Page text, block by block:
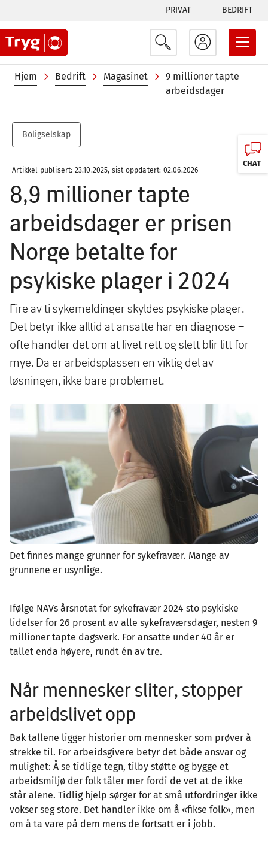
hovedinnhold
Tabs
menu
PRIVAT BEDRIFT
Navigasjonssti
Hjem Bedrift Magasinet
9 millioner tapte
arbeidsdager
Boligselskap
Artikkel publisert: 23.10.2025, sist oppdatert: 02.06.2026
Image
Det finnes mange grunner for sykefravær. Mange av
grunnene er usynlige.
8,9 millioner tapte
arbeidsdager er prisen
Norge betalte for
psykiske plager i 2024
Fire av ti sykemeldinger skyldes psykiske plager.
Det betyr ikke alltid at ansatte har en diagnose –
ofte handler det om at livet rett og slett blir litt for
mye. Da er arbeidsplassen en viktig del av
løsningen, ikke bare problemet.
Ifølge NAVs årsnotat for sykefravær 2024 sto psykiske
lidelser for 26 prosent av alle sykefraværsdager, nesten 9
millioner tapte dagsverk. For ansatte under 40 år er
tallet enda høyere, rundt én av tre.
Når mennesker sliter, stopper
arbeidslivet opp
Bak tallene ligger historier om mennesker som prøver å
strekke til. For arbeidsgivere betyr det både ansvar og
mulighet: Å se tidlige tegn, tilby støtte og bygge et
arbeidsmiljø der folk tåler mer fordi de vet at de ikke
står alene. Tidlig hjelp sørger for at små utfordringer ikke
vokser seg store. Det handler ikke om å «fikse folk», men
om å ta vare på dem mens de fortsatt er i jobb.
CHAT